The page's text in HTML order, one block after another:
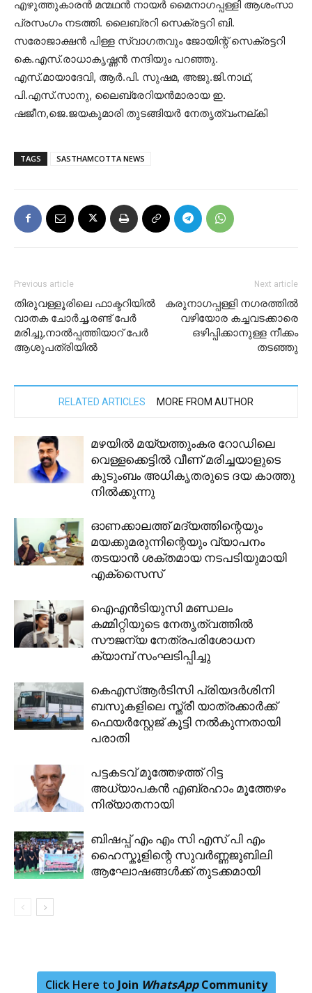
എഴുത്തുകാരൻ മന്മഥൻ നായർ മൈനാഗപ്പള്ളി ആശംസാ
പ്രസംഗം നടത്തി. ലൈബ്രറി സെക്രട്ടറി ബി.
സരോജാക്ഷൻ പിള്ള സ്വാഗതവും ജോയിന്റ് സെക്രട്ടറി
കെ.എസ്.രാധാകൃഷ്ണൻ നന്ദിയും പറഞ്ഞു.
എസ്.മായാദേവി, ആർ.പി. സുഷമ, അജു.ജി.നാഥ്,
പി.എസ്.സാനു, ലൈബ്രേറിയൻമാരായ ഇ.
ഷജീന,ജെ.ജയകുമാരി തുടങ്ങിയർ നേതൃത്വംനല്കി
TAGS SASTHAMCOTTA NEWS
Previous article
തിരുവള്ളൂരിലെ ഫാക്ടറിയിൽ
വാതക ചോർച്ച,രണ്ട് പേർ
മരിച്ചു,നാൽപ്പത്തിയാറ് പേർ
ആശുപത്രിയിൽ
Next article
കരുനാഗപ്പള്ളി നഗരത്തില്‍
വഴിയോര കച്ചവടക്കാരെ
ഒഴിപ്പിക്കാനുള്ള നീക്കം
തടഞ്ഞു
RELATED ARTICLES MORE FROM AUTHOR
മഴയില്‍ മയ്യത്തുംകര റോഡിലെ
വെള്ളക്കെട്ടില്‍ വീണ് മരിച്ചയാളുടെ
കുടുംബം അധികൃതരുടെ ദയ കാത്തു
നില്‍ക്കുന്നു
ഓണക്കാലത്ത് മദ്യത്തിന്റെയും
മയക്കുമരുന്നിന്റെയും വ്യാപനം
തടയാൻ ശക്തമായ നടപടിയുമായി
എക്സൈസ്
ഐഎൻടിയുസി മണ്ഡലം
കമ്മിറ്റിയുടെ നേതൃത്വത്തിൽ
സൗജന്യ നേത്രപരിശോധന
ക്യാമ്പ് സംഘടിപ്പിച്ചു
കെഎസ്ആർടിസി പ്രിയദർശിനി
ബസുകളിലെ സ്ത്രീ യാത്രക്കാർക്ക്
ഫെയർസ്റ്റേജ് കൂട്ടി നൽകുന്നതായി
പരാതി
പട്ടകടവ് മൂത്തേഴത്ത് റിട്ട
അധ്യാപകൻ എബ്രഹാം മൂത്തേഴം
നിര്യാതനായി
ബിഷപ്പ് എം എം സി എസ് പി എം
ഹൈസ്കൂളിന്റെ സുവർണ്ണജൂബിലി
ആഘോഷങ്ങൾക്ക് തുടക്കമായി
Click Here to Join WhatsAppCommunity